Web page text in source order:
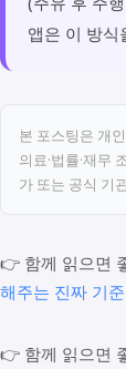
앱은 이 방식
본 포스팅은 개
의료·법률·재무
가 또는 공식 기
👉 함께 읽으면
해주는 진짜 기준
👉 함께 읽으면